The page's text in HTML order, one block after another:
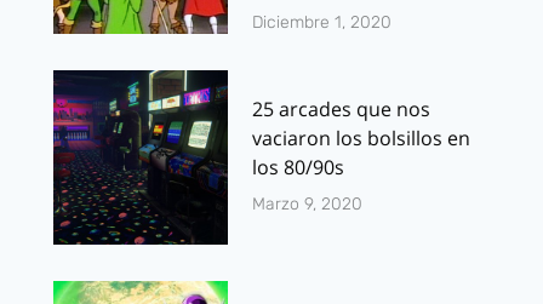
Diciembre 1, 2020
25 arcades que nos
vaciaron los bolsillos en
los 80/90s
Marzo 9, 2020